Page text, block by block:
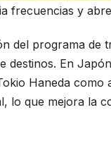
frecuencias y
del programa de
destinos. En
Haneda
lo que mejora la